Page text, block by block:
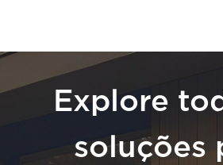
Explore
soluções